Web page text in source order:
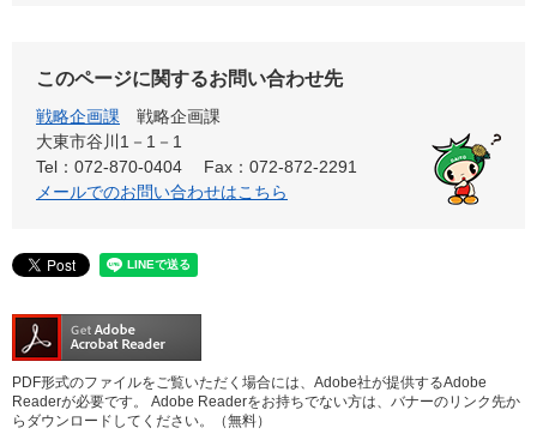
このページに関するお問い合わせ先
戦略企画課
戦略企画課
大東市谷川1－1－1
Tel：072-870-0404
Fax：072-872-2291
メールでのお問い合わせはこちら
PDF形式のファイルをご覧いただく場合には、Adobe社が提供するAdobe
Readerが必要です。
Adobe Readerをお持ちでない方は、バナーのリンク先か
らダウンロードしてください。（無料）